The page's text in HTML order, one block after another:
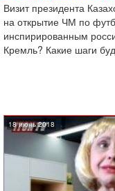
Визит президента
на открытие ЧМ по
инспирированным
Кремль? Какие шаги
18 июнь 2018